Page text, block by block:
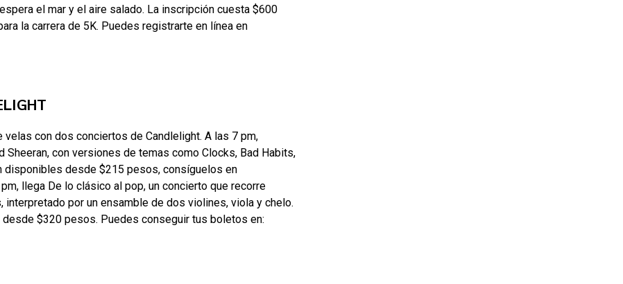
el mar y el aire salado. La inscripción cuesta $600
la carrera de 5K. Puedes registrarte en línea en
con dos conciertos de Candlelight. A las 7 pm,
con versiones de temas como Clocks, Bad Habits,
disponibles desde $215 pesos, consíguelos en
llega De lo clásico al pop, un concierto que recorre
interpretado por un ensamble de dos violines, viola y chelo.
$320 pesos. Puedes conseguir tus boletos en: